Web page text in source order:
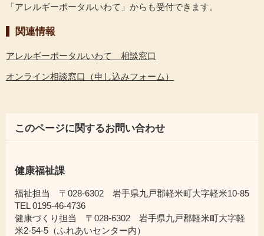
「アレルギーポータルいわて」からも受付できます。
関連情報
アレルギーポータルいわて 相談窓口
オンライン相談窓口（申し込みフォーム）
このページに関するお問い合わせ
健康福祉課
福祉担当 〒028-6302 岩手県九戸郡軽米町大字軽米10-85
TEL 0195-46-4736
健康づくり担当 〒028-6302 岩手県九戸郡軽米町大字軽
米2-54-5（ふれあいセンター内）